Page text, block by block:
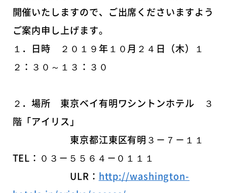
開催いたしますので、ご出席くださいますよう
ご案内申し上げます。
１．日時 ２０１９年１０月２４日（木）１
２：３０～１３：３０
２．場所 東京ベイ有明ワシントンホテル ３
階「アイリス」
東京都江東区有明３－７－１１
TEL：０３－５５６４－０１１１
ULR： http://washington-